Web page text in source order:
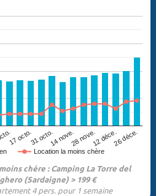
Location la moins chère
17 octo.31 octo.14 nove.28 nove.12 déce.26 déce.
chère : Camping La Torre del
(Sardaigne) > 199 €
4 pers. pour 1 semaine